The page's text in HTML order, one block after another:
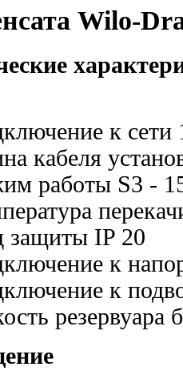
Wilo-
к
кабеля
работы S3 -
защиты IP 20
к
к
резервуара